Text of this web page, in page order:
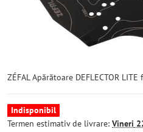
ZÉFAL Apărătoare DEFLECTOR LITE
Indisponibil
Termen estimativ de livrare: Vineri